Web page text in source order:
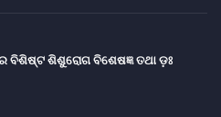
ବିଶିଷ୍ଟ ଶିଶୁରୋଗ ବିଶେଷଜ୍ଞ ତଥା ଡ଼ଃ